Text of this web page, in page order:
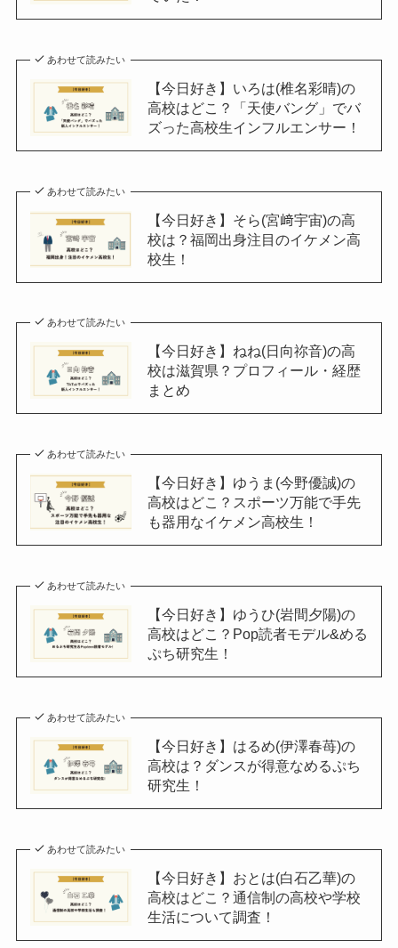
あわせて読みたい
【今日好き】いろは(椎名彩晴)の
高校はどこ？「天使バング」でバ
ズった高校生インフルエンサー！
あわせて読みたい
【今日好き】そら(宮﨑宇宙)の高
校は？福岡出身注目のイケメン高
校生！
あわせて読みたい
【今日好き】ねね(日向祢音)の高
校は滋賀県？プロフィール・経歴
まとめ
あわせて読みたい
【今日好き】ゆうま(今野優誠)の
高校はどこ？スポーツ万能で手先
も器用なイケメン高校生！
あわせて読みたい
【今日好き】ゆうひ(岩間夕陽)の
高校はどこ？Pop読者モデル&める
ぷち研究生！
あわせて読みたい
【今日好き】はるめ(伊澤春苺)の
高校は？ダンスが得意なめるぷち
研究生！
あわせて読みたい
【今日好き】おとは(白石乙華)の
高校はどこ？通信制の高校や学校
生活について調査！